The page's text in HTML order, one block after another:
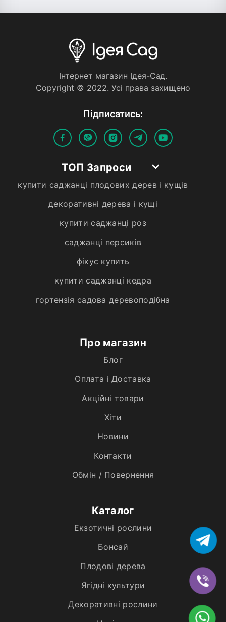
Iнтернет магазин Iдея-Сад.
Copyright © 2022. Усi права захищено
Пiдписатись:
ТОП Запроси
купити саджанці плодових дерев і кущів
декоративні дерева і кущі
купити саджанці роз
саджанці персиків
фікус купить
купити саджанці кедра
гортензія садова деревоподібна
Про магазин
Блог
Оплата і Доставка
Акційні товари
Хiти
Новини
Контакти
Обмін / Повернення
Каталог
Екзотичні рослини
Бонсай
Плодові дерева
Ягідні культури
Декоративні рослини